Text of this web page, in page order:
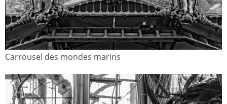
Carrousel des mondes marins